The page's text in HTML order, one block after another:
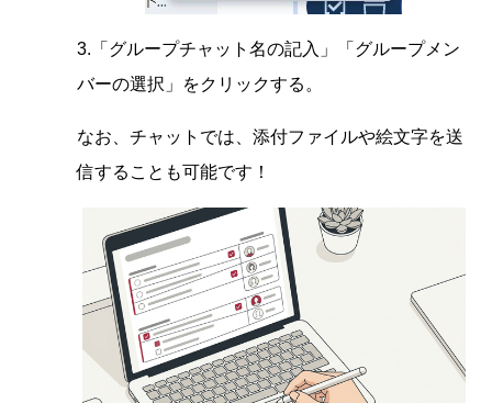
3.「グループチャット名の記入」「グループメン
バーの選択」をクリックする。
なお、チャットでは、添付ファイルや絵文字を送
信することも可能です！